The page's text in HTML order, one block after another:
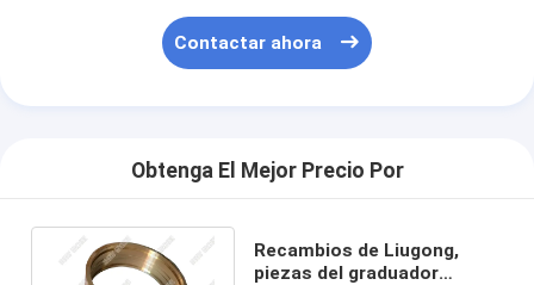
Contactar ahora
Obtenga El Mejor Precio Por
Recambios de Liugong,
piezas del graduador